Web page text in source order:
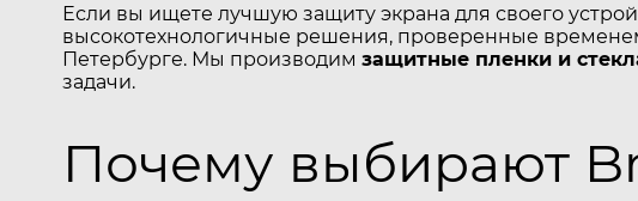
Если вы ищете лучшую защиту экрана для своего
высокотехнологичные решения, проверенные
Петербурге. Мы производим защитные пленки и
задачи.
Почему выбирают